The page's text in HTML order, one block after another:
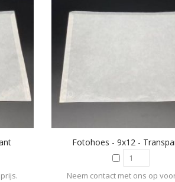
Fotohoes - 9x12 -
Neem contact met ons op